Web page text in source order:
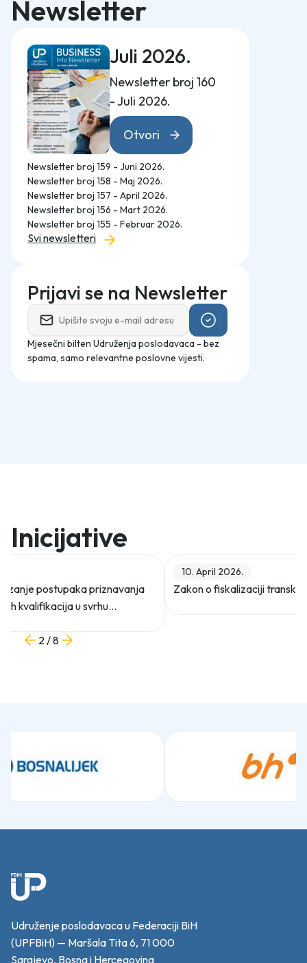
Newsletter
Juli 2026.
Newsletter broj 160
- Juli 2026.
Otvori
Newsletter broj 159 - Juni 2026.
Newsletter broj 158 - Maj 2026.
Newsletter broj 157 - April 2026.
Newsletter broj 156 - Mart 2026.
Newsletter broj 155 - Februar 2026.
Svi newsletteri
Prijavi se na Newsletter
Mjesečni bilten Udruženja poslodavaca - bez
spama, samo relevantne poslovne vijesti.
Inicijative
postupaka priznavanja
kvalifikacija u svrhu
10. April 2026.
Zakon o fiskalizaciji
2 / 8
Udruženje poslodavaca u Federaciji BiH
(UPFBiH) — Maršala Tita 6, 71 000
Sarajevo, Bosna i Hercegovina